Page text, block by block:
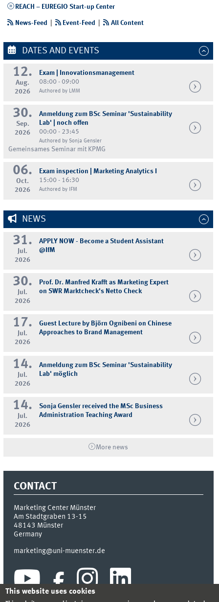
REACH – EUREGIO Start-up Center
News-Feed Event-Feed | All Content
DATES AND EVENTS
12.
Aug.
2026
Exam | Innovationsmanagement
08:00 - 09:00
Authored by LMM
30.
Sep.
2026
Anmeldung zum BSc Seminar 'Sustainability
Lab' | noch offen
00:00 - 23:45
Authored by Sonja Gensler
Gemeinsames Seminar mit KPMG
06.
Oct.
2026
Exam inspection | Marketing Analytics I
15:00 - 16:30
Authored by IFM
NEWS
31.
Jul.
2026
APPLY NOW - Become a Student Assistant
@IfM
30.
Jul.
2026
Prof. Dr. Manfred Krafft as Marketing Expert
on SWR Marktcheck's Netto Check
17.
Jul.
2026
Guest Lecture by Björn Ognibeni on Chinese
Approaches to Brand Management
14.
Jul.
2026
Anmeldung zum BSc Seminar 'Sustainability
Lab' möglich
14.
Jul.
2026
Sonja Gensler received the MSc Business
Administration Teaching Award
More news
CONTACT
Marketing Center Münster
Am Stadtgraben 13-15
48143 Münster
Germany
marketing@uni-muenster.de
This website uses cookies